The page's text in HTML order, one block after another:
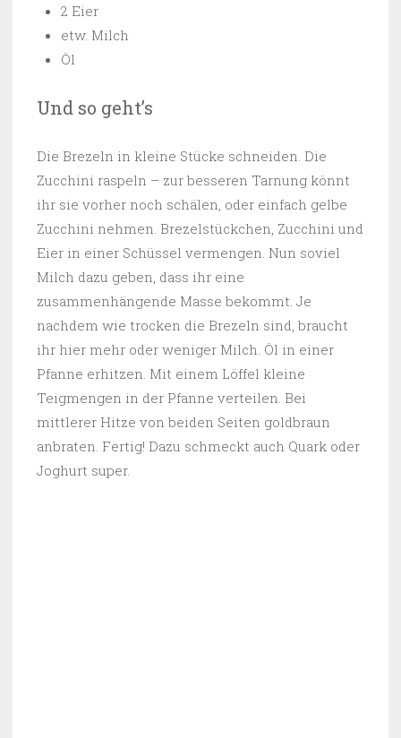
2 Eier
etw. Milch
Öl
Und so geht’s
Die Brezeln in kleine Stücke schneiden. Die
Zucchini raspeln – zur besseren Tarnung könnt
ihr sie vorher noch schälen, oder einfach gelbe
Zucchini nehmen. Brezelstückchen, Zucchini und
Eier in einer Schüssel vermengen. Nun soviel
Milch dazu geben, dass ihr eine
zusammenhängende Masse bekommt. Je
nachdem wie trocken die Brezeln sind, braucht
ihr hier mehr oder weniger Milch. Öl in einer
Pfanne erhitzen. Mit einem Löffel kleine
Teigmengen in der Pfanne verteilen. Bei
mittlerer Hitze von beiden Seiten goldbraun
anbraten. Fertig! Dazu schmeckt auch Quark oder
Joghurt super.